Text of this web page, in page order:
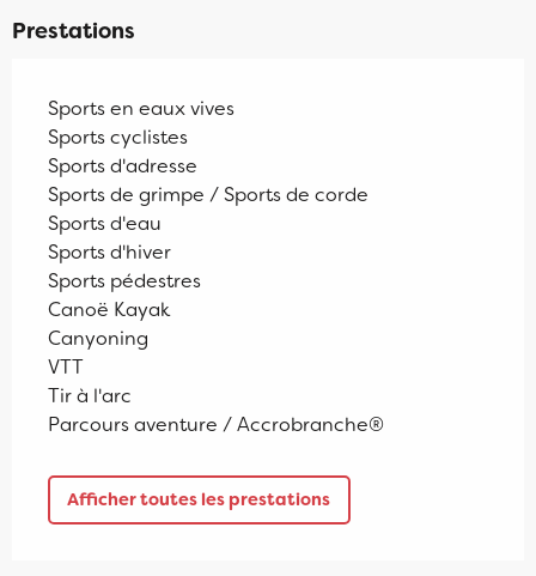
Prestations
Sports en eaux vives
Sports cyclistes
Sports d'adresse
Sports de grimpe / Sports de corde
Sports d'eau
Sports d'hiver
Sports pédestres
Canoë Kayak
Canyoning
VTT
Tir à l'arc
Parcours aventure / Accrobranche®
Afficher toutes les prestations